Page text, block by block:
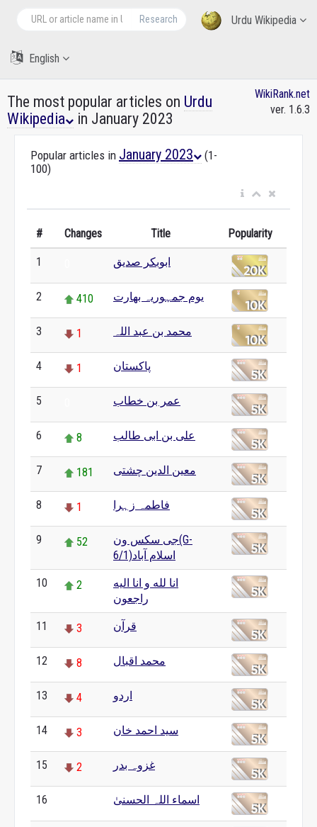
Urdu Wikipedia
Research
English
The most popular articles on Urdu
Wikipedia
in January 2023
WikiRank.net
ver. 1.6.3
Popular articles in January 2023
(1-
100)
# Changes Title Popularity
1 ابوبکر صدیق
2 410 یوم جمہوریہ بھارت
3 1 محمد بن عبد اللہ
4 1 پاکستان
5 عمر بن خطاب
6 8 علی بن ابی طالب
7 181 معین الدین چشتی
8 1 فاطمہ زہرا
9 52
جی سکس ون(G-
6/1)اسلام آباد
10 2
انا لله و انا الیه
راجعون
11 3 قرآن
12 8 محمد اقبال
13 4 اردو
14 3 سید احمد خان
15 2 غزوہ بدر
16 اسماء اللہ الحسنیٰ